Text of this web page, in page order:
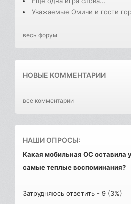
Уважаемые Омичи и гости
весь форум
НОВЫЕ КОММЕНТАРИИ
все комментарии
НАШИ ОПРОСЫ:
Какая мобильная ОС оставила
самые теплые воспоминания?
Затрудняюсь ответить - 9 (3%)